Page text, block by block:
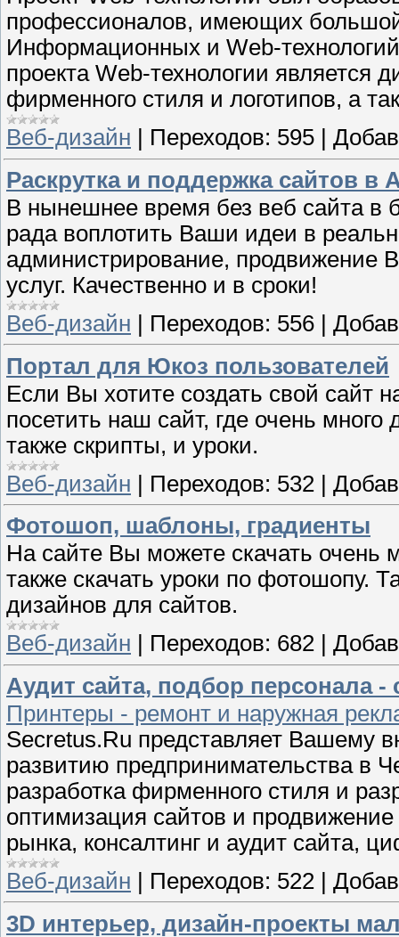
профессионалов, имеющих
Информационных и Web-
проекта Web-технологии является
фирменного стиля и логотипов, а
Веб-дизайн
Переходов: 595
Раскрутка и поддержка сайтов в
В нынешнее время без веб сайта в
рада воплотить Ваши идеи в
администрирование, продвижение
услуг. Качественно и в сроки!
Веб-дизайн
Переходов: 556
Портал для Юкоз пользователей
Если Вы хотите создать свой сайт
посетить наш сайт, где очень
также скрипты, и уроки.
Веб-дизайн | Переходов: 532 |
Фотошоп, шаблоны, градиенты
На сайте Вы можете скачать очень
также скачать уроки по фотошопу.
дизайнов для сайтов.
Веб-дизайн
Переходов: 682
Аудит сайта, подбор персонала -
Принтеры - ремонт и наружная
Secretus.Ru представляет Вашему
развитию предпринимательства в
разработка фирменного стиля и
оптимизация сайтов и
рынка, консалтинг и аудит сайта,
Веб-дизайн
Переходов: 522
3D интерьер, дизайн-проекты